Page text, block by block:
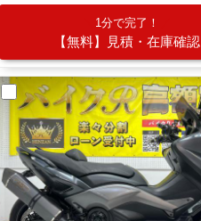
1分で完了！
【無料】見積・在庫確認